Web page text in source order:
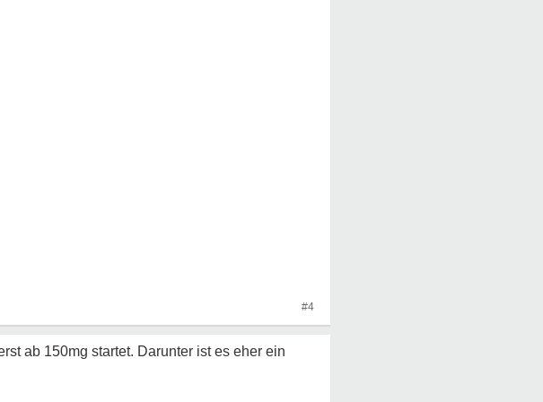
#4
ab 150mg startet. Darunter ist es eher ein